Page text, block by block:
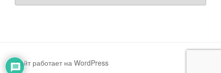
Сайт работает на WordPress